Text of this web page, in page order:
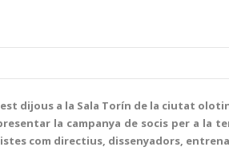
dijous a la Sala Torín de la ciutat
la campanya de socis per a la
com directius, dissenyadors,